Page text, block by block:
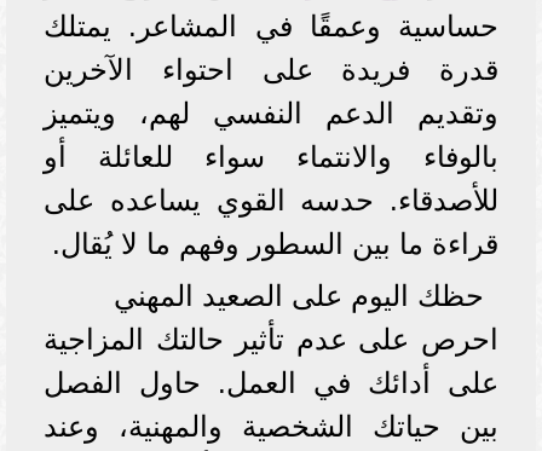
حساسية وعمقًا في المشاعر. يمتلك
قدرة فريدة على احتواء الآخرين
وتقديم الدعم النفسي لهم، ويتميز
بالوفاء والانتماء سواء للعائلة أو
للأصدقاء. حدسه القوي يساعده على
قراءة ما بين السطور وفهم ما لا يُقال.
حظك اليوم على الصعيد المهني
احرص على عدم تأثير حالتك المزاجية
على أدائك في العمل. حاول الفصل
بين حياتك الشخصية والمهنية، وعند